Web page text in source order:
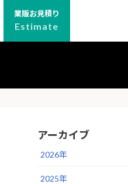
業販お見積り
Estimate
アーカイブ
2026年
2025年